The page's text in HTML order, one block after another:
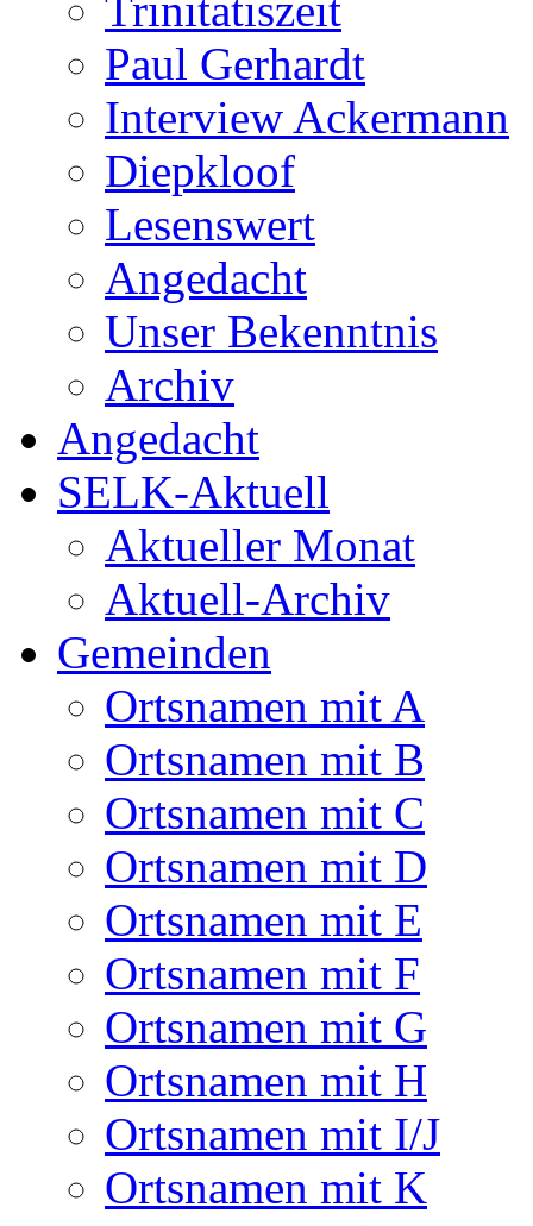
Paul Gerhardt
Interview Ackermann
Diepkloof
Lesenswert
Angedacht
Unser Bekenntnis
Archiv
Angedacht
SELK-Aktuell
Aktueller Monat
Aktuell-Archiv
Gemeinden
Ortsnamen mit A
Ortsnamen mit B
Ortsnamen mit C
Ortsnamen mit D
Ortsnamen mit E
Ortsnamen mit F
Ortsnamen mit G
Ortsnamen mit H
Ortsnamen mit I/J
Ortsnamen mit K